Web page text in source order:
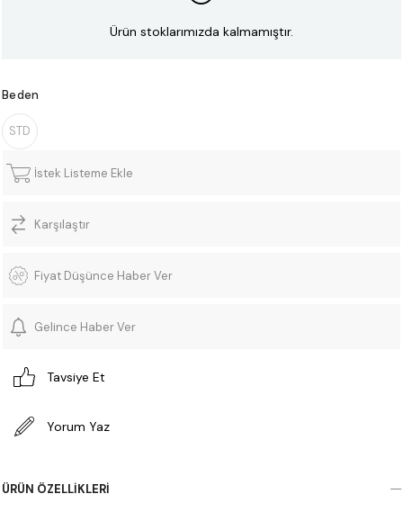
Ürün stoklarımızda kalmamıştır.
Beden
STD
İstek Listeme Ekle
Karşılaştır
Fiyat Düşünce Haber Ver
Gelince Haber Ver
Tavsiye Et
Yorum Yaz
ÜRÜN ÖZELLIKLERI